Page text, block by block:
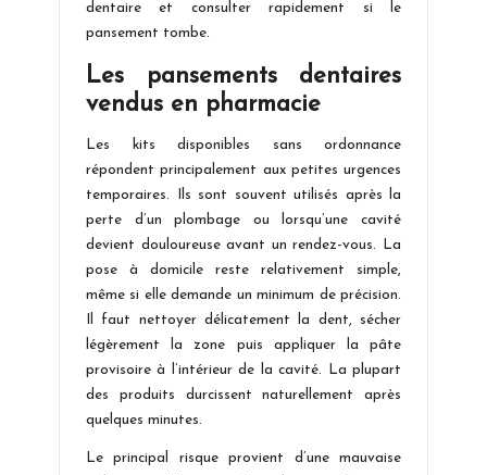
dentaire et consulter rapidement si le
pansement tombe.
Les pansements dentaires
vendus en pharmacie
Les kits disponibles sans ordonnance
répondent principalement aux petites urgences
temporaires. Ils sont souvent utilisés après la
perte d’un plombage ou lorsqu’une cavité
devient douloureuse avant un rendez-vous. La
pose à domicile reste relativement simple,
même si elle demande un minimum de précision.
Il faut nettoyer délicatement la dent, sécher
légèrement la zone puis appliquer la pâte
provisoire à l’intérieur de la cavité. La plupart
des produits durcissent naturellement après
quelques minutes.
Le principal risque provient d’une mauvaise